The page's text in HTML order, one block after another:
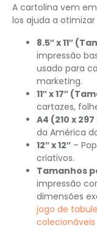
A cartolina vem
los ajuda a
8.5″ x 11″
impressão
usado para
marketing.
11″ x 17″
cartazes,
A4 (210 x
da América
12″ x 12″ –
criativos.
Tamanhos
impressão
dimensões
jogo de
colecionáveis